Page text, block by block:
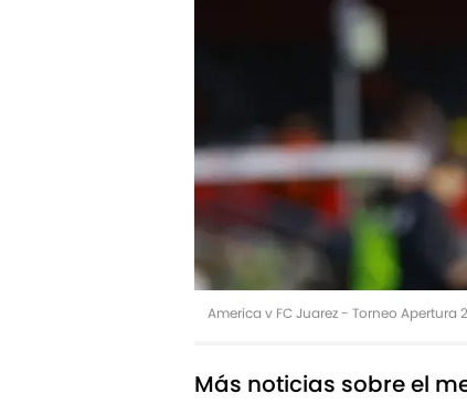
America v FC Juarez - Torneo Apertura
Más noticias sobre el